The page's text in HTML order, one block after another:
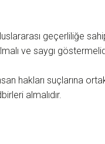
geçerliliğe
ve saygı
hakları suçlarına
almalıdır.